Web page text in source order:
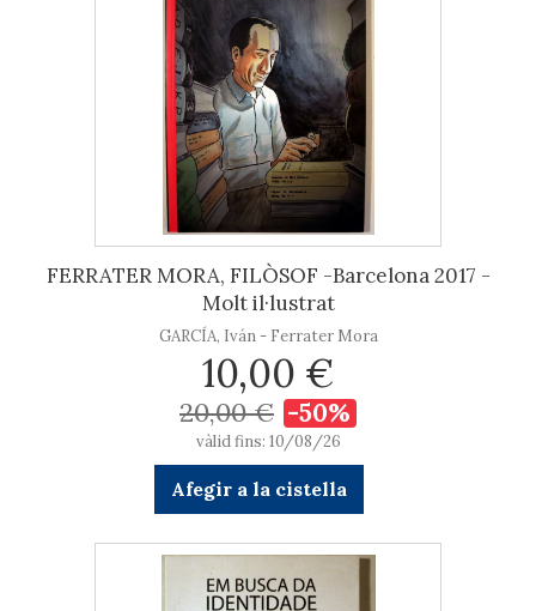
FERRATER MORA, FILÒSOF -Barcelona 2017 -
Molt il·lustrat
GARCÍA, Iván - Ferrater Mora
10,00 €
20,00 € -50%
vàlid fins: 10/08/26
Afegir a la cistella